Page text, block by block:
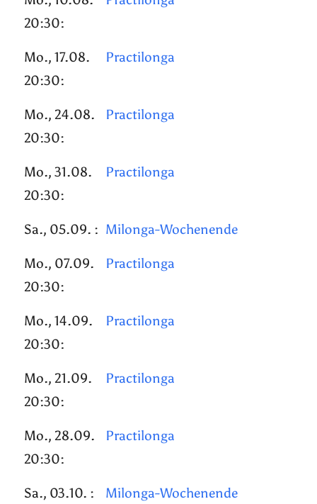
20:30:
Mo., 17.08.
20:30:
Practilonga
Mo., 24.08.
20:30:
Practilonga
Mo., 31.08.
20:30:
Practilonga
Sa., 05.09. : Milonga-Wochenende
Mo., 07.09.
20:30:
Practilonga
Mo., 14.09.
20:30:
Practilonga
Mo., 21.09.
20:30:
Practilonga
Mo., 28.09.
20:30:
Practilonga
Sa., 03.10. : Milonga-Wochenende